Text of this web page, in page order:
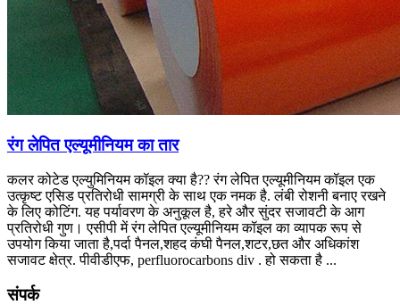
रंग लेपित एल्यूमीनियम का तार
कलर कोटेड एल्युमिनियम कॉइल क्या है?? रंग लेपित एल्यूमीनियम कॉइल एक
उत्कृष्ट एसिड प्रतिरोधी सामग्री के साथ एक नमक है. लंबी रोशनी बनाए रखने
के लिए कोटिंग. यह पर्यावरण के अनुकूल है, हरे और सुंदर सजावटी के आग
प्रतिरोधी गुण। एसीपी में रंग लेपित एल्यूमीनियम कॉइल का व्यापक रूप से
उपयोग किया जाता है,पर्दा पैनल,शहद कंघी पैनल,शटर,छत और अधिकांश
सजावट क्षेत्र. पीवीडीएफ, perfluorocarbons div . हो सकता है ...
संपर्क